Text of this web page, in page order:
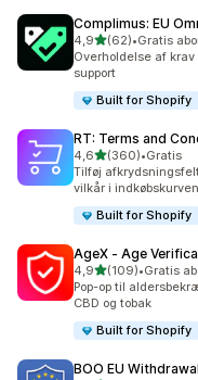
Complimus: EU
4,9ud af 5 stjerner
(62)
62 anmeldelser i alt
•Gratis
Overholdelse af
support
Built for Shopify
RT: Terms and
4,6ud af 5 stjerner
(360)
360 anmeldelser i alt
•Gratis
Tilføj
vilkår i indkøbskurven
Built for Shopify
AgeX ‑ Age
4,9ud af 5 stjerner
(109)
109 anmeldelser i alt
•Gratis
Pop-op til
CBD og tobak
Built for Shopify
BOO EU